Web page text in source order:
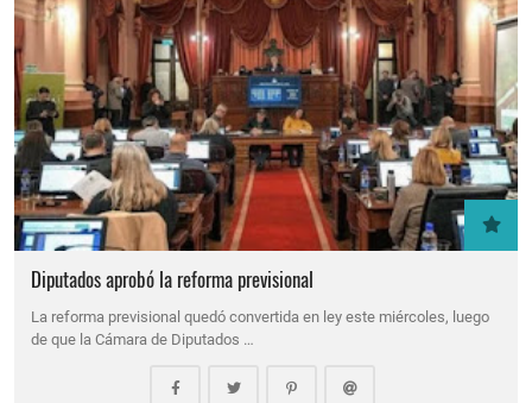
Diputados aprobó la reforma previsional
La reforma previsional quedó convertida en ley este miércoles, luego
de que la Cámara de Diputados …